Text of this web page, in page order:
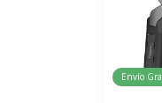
Envío